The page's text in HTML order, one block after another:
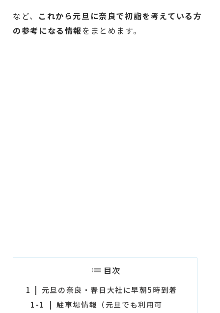
など、 これから元旦に奈良で初詣を考えている方
の参考になる情報をまとめます。
目次
1
元旦の奈良・春日大社に早朝5時到着
1-1
駐車場情報（元旦でも利用可